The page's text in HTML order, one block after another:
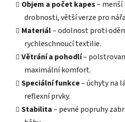
Objem a počet kapes–
drobnosti, větší verze pro
Materiál– odolnost proti
rychleschnoucí textilie.
Větrání a pohodlí–
maximální komfort.
Speciální funkce– úchyty na
reflexní prvky.
Stabilita– pevné popruhy